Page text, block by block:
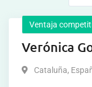
Ventaja
Verónica
Cataluña,